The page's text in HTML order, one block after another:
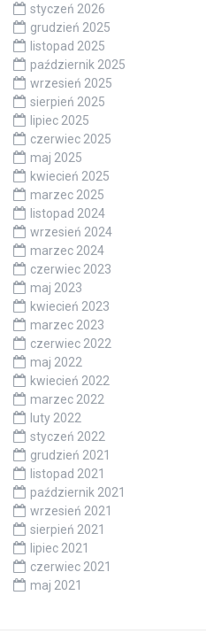
styczeń 2026
grudzień 2025
listopad 2025
październik 2025
wrzesień 2025
sierpień 2025
lipiec 2025
czerwiec 2025
maj 2025
kwiecień 2025
marzec 2025
listopad 2024
wrzesień 2024
marzec 2024
czerwiec 2023
maj 2023
kwiecień 2023
marzec 2023
czerwiec 2022
maj 2022
kwiecień 2022
marzec 2022
luty 2022
styczeń 2022
grudzień 2021
listopad 2021
październik 2021
wrzesień 2021
sierpień 2021
lipiec 2021
czerwiec 2021
maj 2021